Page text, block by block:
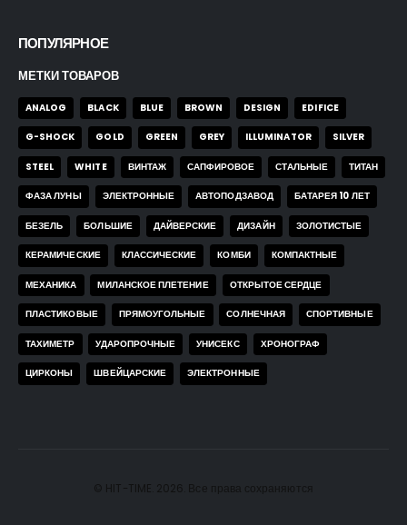
ПОПУЛЯРНОЕ
МЕТКИ ТОВАРОВ
ANALOG BLACK BLUE BROWN DESIGN EDIFICE
G-SHOCK GOLD GREEN GREY ILLUMINATOR SILVER
STEEL WHITE ВИНТАЖ САПФИРОВОЕ СТАЛЬНЫЕ ТИТАН
ФАЗА ЛУНЫ ЭЛЕКТРОННЫЕ АВТОПОДЗАВОД БАТАРЕЯ 10 ЛЕТ
БЕЗЕЛЬ БОЛЬШИЕ ДАЙВЕРСКИЕ ДИЗАЙН ЗОЛОТИСТЫЕ
КЕРАМИЧЕСКИЕ КЛАССИЧЕСКИЕ КОМБИ КОМПАКТНЫЕ
МЕХАНИКА МИЛАНСКОЕ ПЛЕТЕНИЕ ОТКРЫТОЕ СЕРДЦЕ
ПЛАСТИКОВЫЕ ПРЯМОУГОЛЬНЫЕ СОЛНЕЧНАЯ СПОРТИВНЫЕ
ТАХИМЕТР УДАРОПРОЧНЫЕ УНИСЕКС ХРОНОГРАФ
ЦИРКОНЫ ШВЕЙЦАРСКИЕ ЭЛЕКТРОННЫЕ
© HIT-TIME. 2026. Все права сохраняются